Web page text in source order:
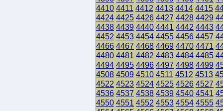
4410 4411 4412 4413 4414 4415
4424 4425 4426 4427 4428 4429
4438 4439 4440 4441 4442 4443
4452 4453 4454 4455 4456 4457
4466 4467 4468 4469 4470 4471
4480 4481 4482 4483 4484 4485
4494 4495 4496 4497 4498 4499
4508 4509 4510 4511 4512 4513
4522 4523 4524 4525 4526 4527
4536 4537 4538 4539 4540 4541
4550 4551 4552 4553 4554 4555